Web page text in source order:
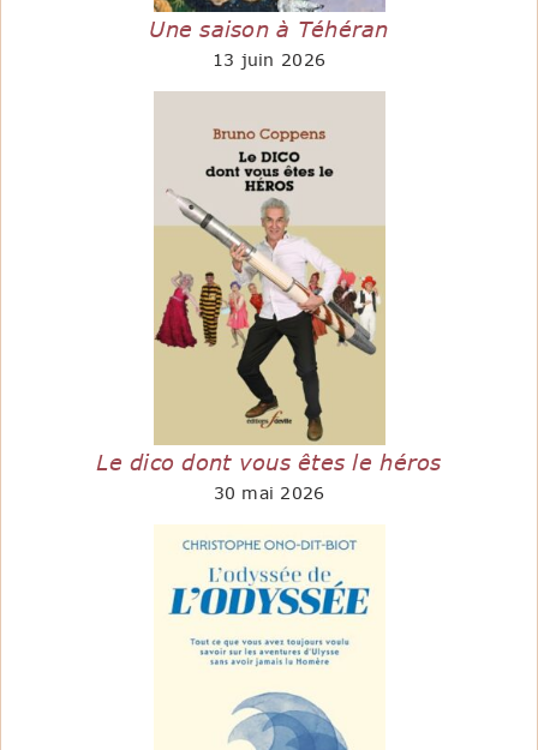
Une saison à Téhéran
13 juin 2026
Le dico dont vous êtes le héros
30 mai 2026